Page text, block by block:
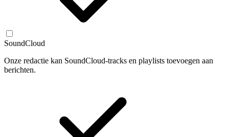
SoundCloud
Onze redactie kan SoundCloud-tracks en playlists toevoegen aan
berichten.